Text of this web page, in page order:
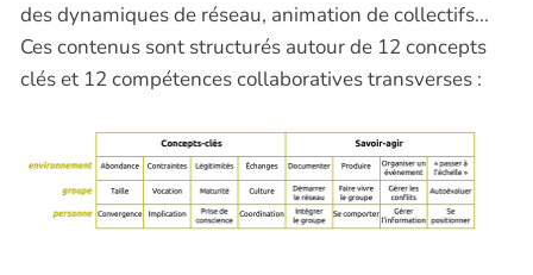
des dynamiques de réseau, animation de collectifs...
Ces contenus sont structurés autour de 12 concepts
clés et 12 compétences collaboratives transverses :